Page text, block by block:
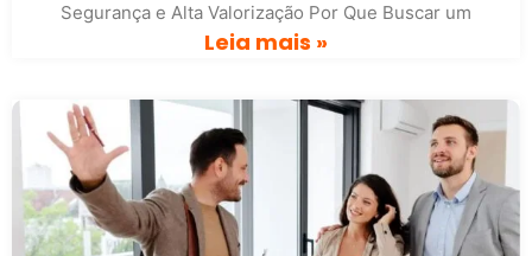
Segurança e Alta Valorização Por Que Buscar um
Leia mais »